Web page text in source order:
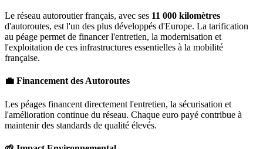
Le réseau autoroutier français, avec ses 11 000 kilomètres
d'autoroutes, est l'un des plus développés d'Europe. La tarification
au péage permet de financer l'entretien, la modernisation et
l'exploitation de ces infrastructures essentielles à la mobilité
française.
💼 Financement des Autoroutes
Les péages financent directement l'entretien, la sécurisation et
l'amélioration continue du réseau. Chaque euro payé contribue à
maintenir des standards de qualité élevés.